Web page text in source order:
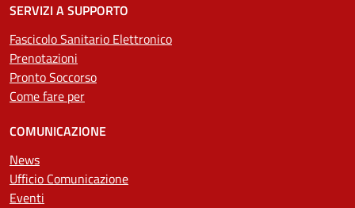
SERVIZI A SUPPORTO
Fascicolo Sanitario Elettronico
Prenotazioni
Pronto Soccorso
Come fare per
COMUNICAZIONE
News
Ufficio Comunicazione
Eventi